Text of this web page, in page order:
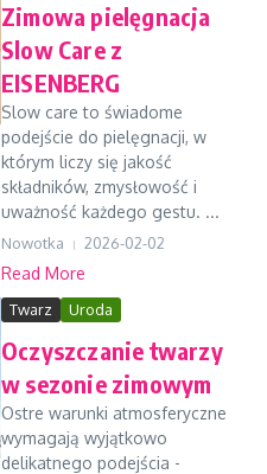
Zimowa pielęgnacja
Slow Care z
EISENBERG
Slow care to świadome
podejście do pielęgnacji, w
którym liczy się jakość
składników, zmysłowość i
uważność każdego gestu. ...
Nowotka 2026-02-02
Read More
Twarz Uroda
Oczyszczanie twarzy
w sezonie zimowym
Ostre warunki atmosferyczne
wymagają wyjątkowo
delikatnego podejścia -